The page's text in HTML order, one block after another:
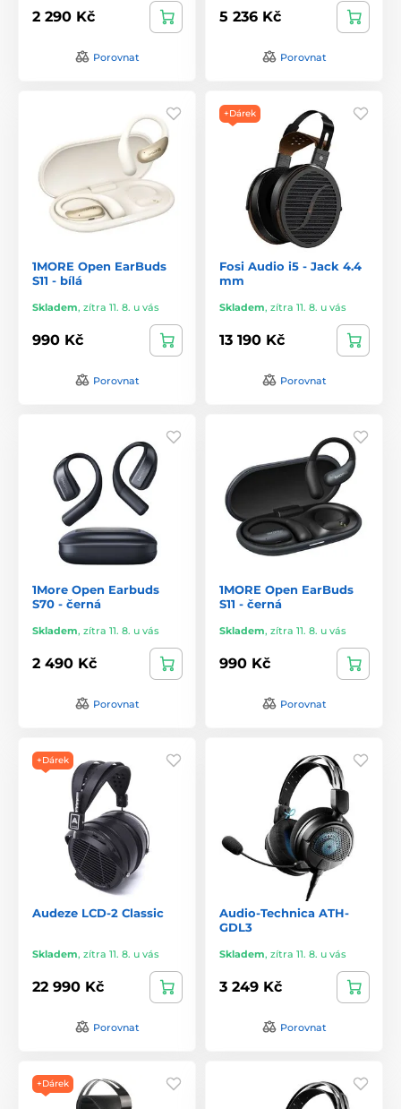
2 290 Kč
Porovnat
5 236 Kč
Porovnat
1MORE Open EarBuds
S11 - bílá
Skladem, zítra 11. 8. u vás
990 Kč
Porovnat
+Dárek
Fosi Audio i5 - Jack 4.4
mm
Skladem, zítra 11. 8. u vás
13 190 Kč
Porovnat
1More Open Earbuds
S70 - černá
Skladem, zítra 11. 8. u vás
2 490 Kč
Porovnat
1MORE Open EarBuds
S11 - černá
Skladem, zítra 11. 8. u vás
990 Kč
Porovnat
+Dárek
Audeze LCD-2 Classic
Skladem, zítra 11. 8. u vás
22 990 Kč
Porovnat
Audio-Technica ATH-
GDL3
Skladem, zítra 11. 8. u vás
3 249 Kč
Porovnat
+Dárek